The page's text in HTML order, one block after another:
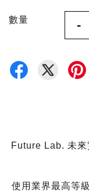
數量 -
Future Lab. 未
使用業界最高等